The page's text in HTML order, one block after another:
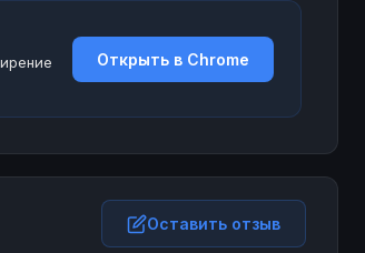
Открыть в Chrome
Оставить отзыв